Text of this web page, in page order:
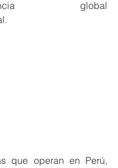
global
.
que operan en Perú,